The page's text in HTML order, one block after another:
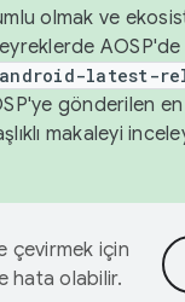
olmak ve
AOSP'de
android-latest-
gönderilen
makaleyi
çevirmek için
hata olabilir.